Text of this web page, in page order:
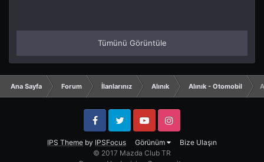
Tümünü Görüntüle
Ana Sayfa Forum İlanlarınız Alınık Alınık - Otomobil
IPS Theme by IPSFocus Görünüm Bize Ulaşın
FacebookTwitter YouTube Instagram
© 2017 Mazda Club TR